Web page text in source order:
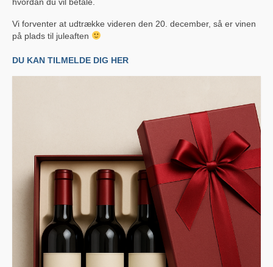
Glud Revy & Dilettantforening (OPLØST)
Glud Petanqueklub
Glud-Skjold Jagtforening
Glud Spejderne
Glud Vandværk
Snaptun Lokalråd
Vi forventer at udtrække videren den 20. december, så er vinen
på plads til juleaften
DU KAN TILMELDE DIG HER